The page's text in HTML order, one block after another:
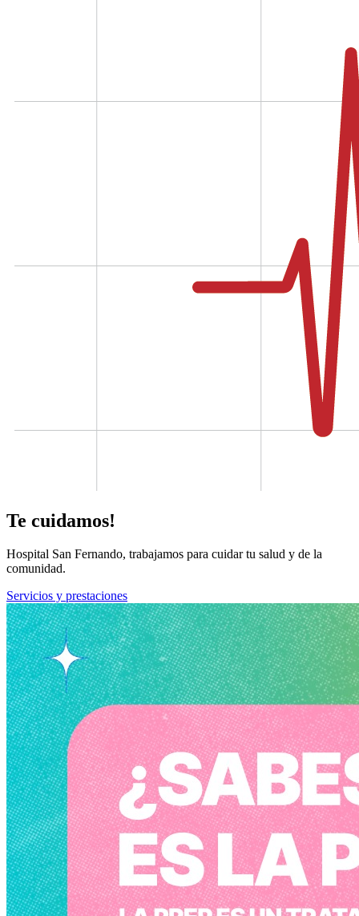
Te cuidamos!
Hospital San Fernando, trabajamos para cuidar tu salud y de la
comunidad.
Servicios y prestaciones